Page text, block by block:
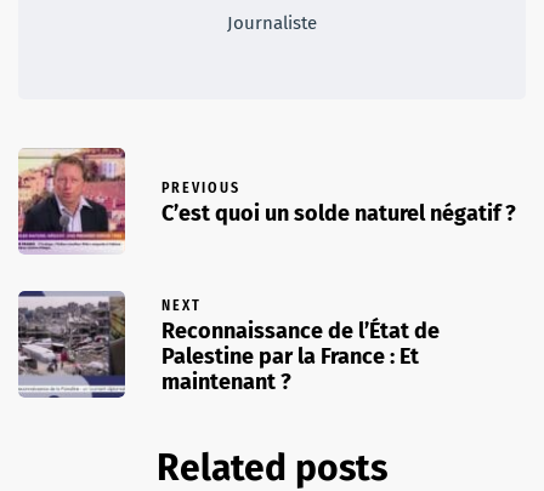
Journaliste
PREVIOUS
C’est quoi un solde naturel négatif ?
NEXT
Reconnaissance de l’État de
Palestine par la France : Et
maintenant ?
Related posts